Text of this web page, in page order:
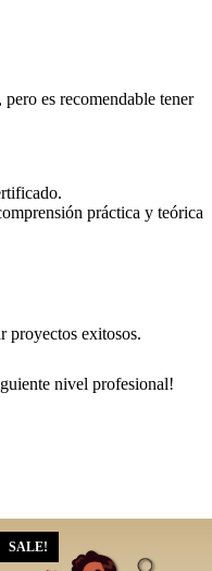
es recomendable tener
práctica y teórica
proyectos exitosos.
nivel profesional!
SALE!